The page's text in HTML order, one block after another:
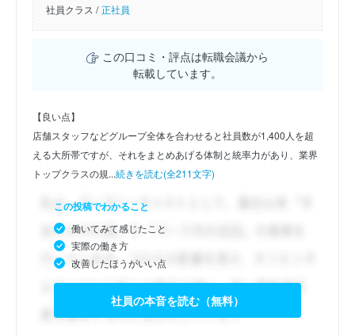
社員クラス / 正社員
この口コミ・評点は転職会議から
転載しています。
【良い点】
店舗スタッフなどグループ全体を合わせると社員数が1,400人を超
える大所帯ですが、それをまとめあげる体制と統率力があり、業界
トップクラスの規...続きを読む(全211文字)
この投稿でわかること
働いてみて感じたこと
実際の働き方
改善したほうがいい点
社員の本音を読む（無料）